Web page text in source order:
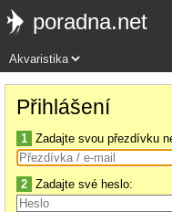
poradna.net
Přihlášení
1 Zadajte svou přezdívku
2 Zadajte své heslo: